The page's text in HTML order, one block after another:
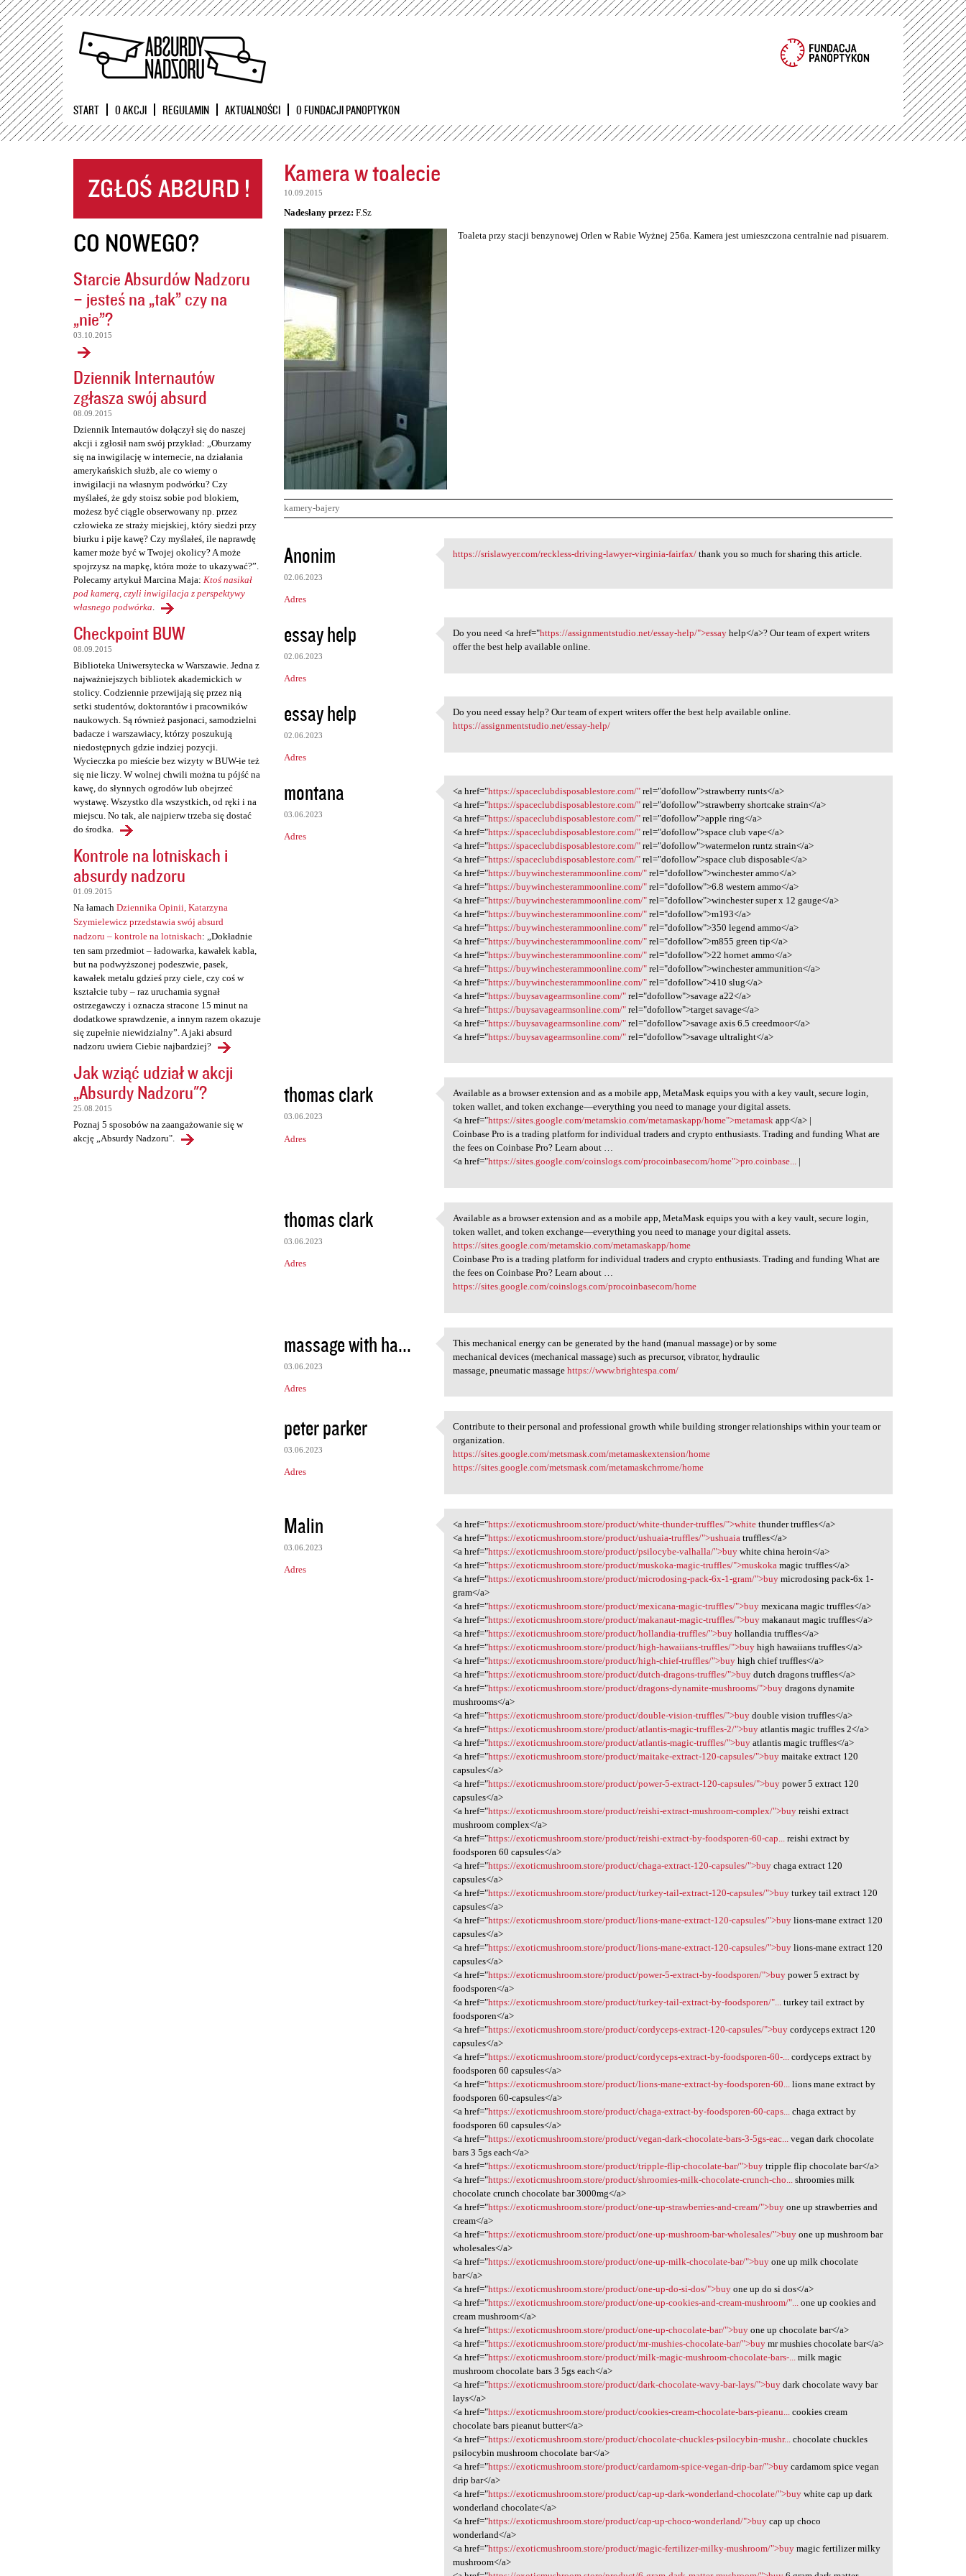
Przejdź
START O AKCJI REGULAMIN AKTUALNOŚCI O FUNDACJI PANOPTYKON
CO NOWEGO?
Starcie Absurdów Nadzoru
– jesteś na „tak” czy na
„nie”?
03.10.2015
Dziennik Internautów
zgłasza swój absurd
08.09.2015
Dziennik Internautów dołączył się do naszej
akcji i zgłosił nam swój przykład: „Oburzamy
się na inwigilację w internecie, na działania
amerykańskich służb, ale co wiemy o
inwigilacji na własnym podwórku? Czy
myślałeś, że gdy stoisz sobie pod blokiem,
możesz być ciągle obserwowany np. przez
człowieka ze straży miejskiej, który siedzi przy
biurku i pije kawę? Czy myślałeś, ile naprawdę
kamer może być w Twojej okolicy? A może
spojrzysz na mapkę, która może to ukazywać?”.
Polecamy artykuł Marcina Maja: Ktoś nasikał
pod kamerą, czyli inwigilacja z perspektywy
własnego podwórka.
Checkpoint BUW
08.09.2015
Biblioteka Uniwersytecka w Warszawie. Jedna z
najważniejszych bibliotek akademickich w
stolicy. Codziennie przewijają się przez nią
setki studentów, doktorantów i pracowników
naukowych. Są również pasjonaci, samodzielni
badacze i warszawiacy, którzy poszukują
niedostępnych gdzie indziej pozycji.
Wycieczka po mieście bez wizyty w BUW-ie też
się nie liczy. W wolnej chwili można tu pójść na
kawę, do słynnych ogrodów lub obejrzeć
wystawę. Wszystko dla wszystkich, od ręki i na
miejscu. No tak, ale najpierw trzeba się dostać
do środka.
Kontrole na lotniskach i
absurdy nadzoru
01.09.2015
Na łamach Dziennika Opinii, Katarzyna
Szymielewicz przedstawia swój absurd
nadzoru – kontrole na lotniskach: „Dokładnie
ten sam przedmiot – ładowarka, kawałek kabla,
but na podwyższonej podeszwie, pasek,
kawałek metalu gdzieś przy ciele, czy coś w
kształcie tuby – raz uruchamia sygnał
ostrzegawczy i oznacza stracone 15 minut na
dodatkowe sprawdzenie, a innym razem okazuje
się zupełnie niewidzialny”. A jaki absurd
nadzoru uwiera Ciebie najbardziej?
Jak wziąć udział w akcji
„Absurdy Nadzoru"?
25.08.2015
Poznaj 5 sposobów na zaangażowanie się w
akcję „Absurdy Nadzoru".
Kamera w toalecie
10.09.2015
Nadesłany przez: F.Sz
Toaleta przy stacji benzynowej Orlen w Rabie Wyżnej 256a. Kamera jest umieszczona centralnie nad pisuarem.
kamery-bajery
K
o
m
e
n
t
r
z
e
Anonim
02.06.2023
Adres
https://srislawyer.com
https://srislawyer.com/reckless-driving-lawyer-virginia-fairfax/ thank you so much for sharing this article.
essay help
02.06.2023
Adres
Do you need <a href="https:/
Do you need <a href="https://assignmentstudio.net/essay-help/">essay help</a>? Our team of expert writers
offer the best help available online.
essay help
02.06.2023
Adres
Do you need essay help? Our
Do you need essay help? Our team of expert writers offer the best help available online.
https://assignmentstudio.net/essay-help/
montana
03.06.2023
Adres
<a href="https:/
<a href="https://spaceclubdisposablestore.com/" rel="dofollow">strawberry runts</a>
<a href="https://spaceclubdisposablestore.com/" rel="dofollow">strawberry shortcake strain</a>
<a href="https://spaceclubdisposablestore.com/" rel="dofollow">apple ring</a>
<a href="https://spaceclubdisposablestore.com/" rel="dofollow">space club vape</a>
<a href="https://spaceclubdisposablestore.com/" rel="dofollow">watermelon runtz strain</a>
<a href="https://spaceclubdisposablestore.com/" rel="dofollow">space club disposable</a>
<a href="https://buywinchesterammoonline.com/" rel="dofollow">winchester ammo</a>
<a href="https://buywinchesterammoonline.com/" rel="dofollow">6.8 western ammo</a>
<a href="https://buywinchesterammoonline.com/" rel="dofollow">winchester super x 12 gauge</a>
<a href="https://buywinchesterammoonline.com/" rel="dofollow">m193</a>
<a href="https://buywinchesterammoonline.com/" rel="dofollow">350 legend ammo</a>
<a href="https://buywinchesterammoonline.com/" rel="dofollow">m855 green tip</a>
<a href="https://buywinchesterammoonline.com/" rel="dofollow">22 hornet ammo</a>
<a href="https://buywinchesterammoonline.com/" rel="dofollow">winchester ammunition</a>
<a href="https://buywinchesterammoonline.com/" rel="dofollow">410 slug</a>
<a href="https://buysavagearmsonline.com/" rel="dofollow">savage a22</a>
<a href="https://buysavagearmsonline.com/" rel="dofollow">target savage</a>
<a href="https://buysavagearmsonline.com/" rel="dofollow">savage axis 6.5 creedmoor</a>
<a href="https://buysavagearmsonline.com/" rel="dofollow">savage ultralight</a>
thomas clark
03.06.2023
Adres
Available as a browser
Available as a browser extension and as a mobile app, MetaMask equips you with a key vault, secure login,
token wallet, and token exchange—everything you need to manage your digital assets.
<a href="https://sites.google.com/metamskio.com/metamaskapp/home">metamask app</a> |
Coinbase Pro is a trading platform for individual traders and crypto enthusiasts. Trading and funding What are
the fees on Coinbase Pro? Learn about …
<a href="https://sites.google.com/coinslogs.com/procoinbasecom/home">pro.coinbase... |
thomas clark
03.06.2023
Adres
Available as a browser
Available as a browser extension and as a mobile app, MetaMask equips you with a key vault, secure login,
token wallet, and token exchange—everything you need to manage your digital assets.
https://sites.google.com/metamskio.com/metamaskapp/home
Coinbase Pro is a trading platform for individual traders and crypto enthusiasts. Trading and funding What are
the fees on Coinbase Pro? Learn about …
https://sites.google.com/coinslogs.com/procoinbasecom/home
massage with ha...
03.06.2023
Adres
This mechanical energy can be
This mechanical energy can be generated by the hand (manual massage) or by some
mechanical devices (mechanical massage) such as precursor, vibrator, hydraulic
massage, pneumatic massagehttps://www.brightespa.com/
peter parker
03.06.2023
Adres
Contribute to their personal
Contribute to their personal and professional growth while building stronger relationships within your team or
organization.
https://sites.google.com/metsmask.com/metamaskextension/home
https://sites.google.com/metsmask.com/metamaskchrrome/home
Malin
03.06.2023
Adres
<a href="https:/
<a href="https://exoticmushroom.store/product/white-thunder-truffles/">white thunder truffles</a>
<a href="https://exoticmushroom.store/product/ushuaia-truffles/">ushuaia truffles</a>
<a href="https://exoticmushroom.store/product/psilocybe-valhalla/">buy white china heroin</a>
<a href="https://exoticmushroom.store/product/muskoka-magic-truffles/">muskoka magic truffles</a>
<a href="https://exoticmushroom.store/product/microdosing-pack-6x-1-gram/">buy microdosing pack-6x 1-
gram</a>
<a href="https://exoticmushroom.store/product/mexicana-magic-truffles/">buy mexicana magic truffles</a>
<a href="https://exoticmushroom.store/product/makanaut-magic-truffles/">buy makanaut magic truffles</a>
<a href="https://exoticmushroom.store/product/hollandia-truffles/">buy hollandia truffles</a>
<a href="https://exoticmushroom.store/product/high-hawaiians-truffles/">buy high hawaiians truffles</a>
<a href="https://exoticmushroom.store/product/high-chief-truffles/">buy high chief truffles</a>
<a href="https://exoticmushroom.store/product/dutch-dragons-truffles/">buy dutch dragons truffles</a>
<a href="https://exoticmushroom.store/product/dragons-dynamite-mushrooms/">buy dragons dynamite
mushrooms</a>
<a href="https://exoticmushroom.store/product/double-vision-truffles/">buy double vision truffles</a>
<a href="https://exoticmushroom.store/product/atlantis-magic-truffles-2/">buy atlantis magic truffles 2</a>
<a href="https://exoticmushroom.store/product/atlantis-magic-truffles/">buy atlantis magic truffles</a>
<a href="https://exoticmushroom.store/product/maitake-extract-120-capsules/">buy maitake extract 120
capsules</a>
<a href="https://exoticmushroom.store/product/power-5-extract-120-capsules/">buy power 5 extract 120
capsules</a>
<a href="https://exoticmushroom.store/product/reishi-extract-mushroom-complex/">buy reishi extract
mushroom complex</a>
<a href="https://exoticmushroom.store/product/reishi-extract-by-foodsporen-60-cap...
reishi extract by
foodsporen 60 capsules</a>
<a href="https://exoticmushroom.store/product/chaga-extract-120-capsules/">buy chaga extract 120
capsules</a>
<a href="https://exoticmushroom.store/product/turkey-tail-extract-120-capsules/">buy turkey tail extract 120
capsules</a>
<a href="https://exoticmushroom.store/product/lions-mane-extract-120-capsules/">buy lions-mane extract 120
capsules</a>
<a href="https://exoticmushroom.store/product/lions-mane-extract-120-capsules/">buy lions-mane extract 120
capsules</a>
<a href="https://exoticmushroom.store/product/power-5-extract-by-foodsporen/">buy power 5 extract by
foodsporen</a>
<a href="https://exoticmushroom.store/product/turkey-tail-extract-by-foodsporen/"...
turkey tail extract by
foodsporen</a>
<a href="https://exoticmushroom.store/product/cordyceps-extract-120-capsules/">buy cordyceps extract 120
capsules</a>
<a href="https://exoticmushroom.store/product/cordyceps-extract-by-foodsporen-60-...
cordyceps extract by
foodsporen 60 capsules</a>
<a href="https://exoticmushroom.store/product/lions-mane-extract-by-foodsporen-60...
lions mane extract by
foodsporen 60-capsules</a>
<a href="https://exoticmushroom.store/product/chaga-extract-by-foodsporen-60-caps...
chaga extract by
foodsporen 60 capsules</a>
<a href="https://exoticmushroom.store/product/vegan-dark-chocolate-bars-3-5gs-eac...
vegan dark chocolate
bars 3 5gs each</a>
<a href="https://exoticmushroom.store/product/tripple-flip-chocolate-bar/">buy tripple flip chocolate bar</a>
<a href="https://exoticmushroom.store/product/shroomies-milk-chocolate-crunch-cho...
shroomies milk
chocolate crunch chocolate bar 3000mg</a>
<a href="https://exoticmushroom.store/product/one-up-strawberries-and-cream/">buy one up strawberries and
cream</a>
<a href="https://exoticmushroom.store/product/one-up-mushroom-bar-wholesales/">buy one up mushroom bar
wholesales</a>
<a href="https://exoticmushroom.store/product/one-up-milk-chocolate-bar/">buy one up milk chocolate
bar</a>
<a href="https://exoticmushroom.store/product/one-up-do-si-dos/">buy one up do si dos</a>
<a href="https://exoticmushroom.store/product/one-up-cookies-and-cream-mushroom/"...
one up cookies and
cream mushroom</a>
<a href="https://exoticmushroom.store/product/one-up-chocolate-bar/">buy one up chocolate bar</a>
<a href="https://exoticmushroom.store/product/mr-mushies-chocolate-bar/">buy mr mushies chocolate bar</a>
<a href="https://exoticmushroom.store/product/milk-magic-mushroom-chocolate-bars-...
milk magic
mushroom chocolate bars 3 5gs each</a>
<a href="https://exoticmushroom.store/product/dark-chocolate-wavy-bar-lays/">buy dark chocolate wavy bar
lays</a>
<a href="https://exoticmushroom.store/product/cookies-cream-chocolate-bars-pieanu...
cookies cream
chocolate bars pieanut butter</a>
<a href="https://exoticmushroom.store/product/chocolate-chuckles-psilocybin-mushr...
chocolate chuckles
psilocybin mushroom chocolate bar</a>
<a href="https://exoticmushroom.store/product/cardamom-spice-vegan-drip-bar/">buy cardamom spice vegan
drip bar</a>
<a href="https://exoticmushroom.store/product/cap-up-dark-wonderland-chocolate/">buy white cap up dark
wonderland chocolate</a>
<a href="https://exoticmushroom.store/product/cap-up-choco-wonderland/">buy cap up choco
wonderland</a>
<a href="https://exoticmushroom.store/product/magic-fertilizer-milky-mushroom/">buy magic fertilizer milky
mushroom</a>